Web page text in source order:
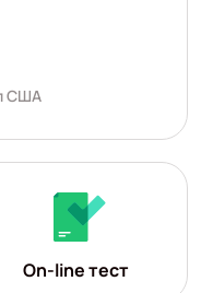
США
On-line тест